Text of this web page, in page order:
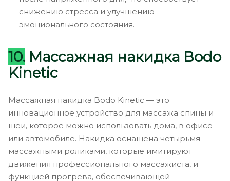
снижению стресса и улучшению
эмоционального состояния.
10. Массажная накидка Bodo
Kinetic
Массажная накидка Bodo Kinetic — это
инновационное устройство для массажа спины и
шеи, которое можно использовать дома, в офисе
или автомобиле. Накидка оснащена четырьмя
массажными роликами, которые имитируют
движения профессионального массажиста, и
функцией прогрева, обеспечивающей